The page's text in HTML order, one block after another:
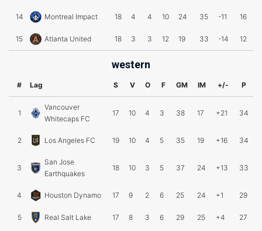
14 Montreal Impact 18 4 4 10 24 35 -11 16
15 Atlanta United 18 3 3 12 19 33 -14 12
western
# Lag S V O F GM IM +/- P
1
Vancouver
Whitecaps FC
17 10 4 3 38 17 +21 34
2 Los Angeles FC 19 10 4 5 35 19 +16 34
3
San Jose
Earthquakes
18 10 3 5 37 24 +13 33
4 Houston Dynamo 17 9 2 6 25 24 +1 29
5 Real Salt Lake 17 8 3 6 29 25 +4 27